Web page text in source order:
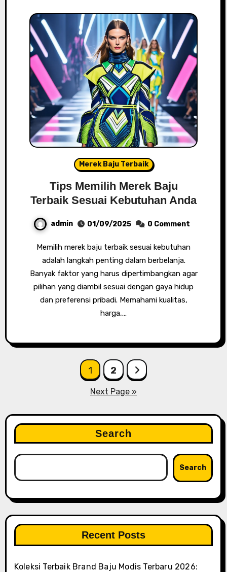
Merek Baju Terbaik
Tips Memilih Merek Baju
Terbaik Sesuai Kebutuhan Anda
admin 01/09/2025 0 Comment
Memilih merek baju terbaik sesuai kebutuhan
adalah langkah penting dalam berbelanja.
Banyak faktor yang harus dipertimbangkan agar
pilihan yang diambil sesuai dengan gaya hidup
dan preferensi pribadi. Memahami kualitas,
harga,…
1 2
Next Page »
Search
Search
Recent Posts
Koleksi Terbaik Brand Baju Modis Terbaru 2026: